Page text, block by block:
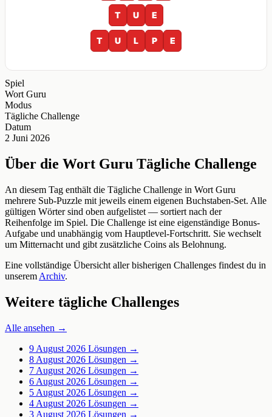
T U E
T U L P E
Spiel
Wort Guru
Modus
Tägliche Challenge
Datum
2 Juni 2026
Über die Wort Guru Tägliche Challenge
An diesem Tag enthält die Tägliche Challenge in Wort Guru
mehrere Sub-Puzzle mit jeweils einem eigenen Buchstaben-Set. Alle
gültigen Wörter sind oben aufgelistet — sortiert nach der
Reihenfolge im Spiel. Die Challenge ist eine eigenständige Bonus-
Aufgabe und unabhängig vom Hauptlevel-Fortschritt. Sie wechselt
um Mitternacht und gibt zusätzliche Coins als Belohnung.
Eine vollständige Übersicht aller bisherigen Challenges findest du in
unserem Archiv.
Weitere tägliche Challenges
Alle ansehen →
9 August 2026 Lösungen →
8 August 2026 Lösungen →
7 August 2026 Lösungen →
6 August 2026 Lösungen →
5 August 2026 Lösungen →
4 August 2026 Lösungen →
3 August 2026 Lösungen →